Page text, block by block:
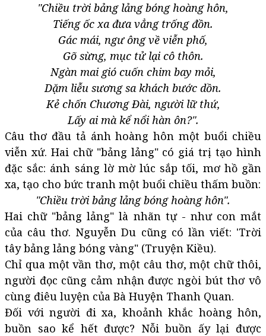
"Chiều trời bảng lảng bóng hoàng hôn,
Tiếng ốc xa đưa vẳng trống đồn.
Gác mái, ngư ông về viễn phố,
Gõ sừng, mục tử lại cô thôn.
Ngàn mai gió cuốn chim bay mỏi,
Dặm liễu sương sa khách bước dồn.
Kẻ chốn Chương Đài, người lữ thứ,
Lấy ai mà kể nổi hàn ôn?".
Câu thơ đầu tả ánh hoàng hôn một buổi chiều
viễn xứ. Hai chữ "bảng lảng" có giá trị tạo hình
đặc sắc: ánh sáng lờ mờ lúc sắp tối, mơ hồ gần
xa, tạo cho bức tranh một buổi chiều thấm buồn:
"Chiều trời bảng lảng bóng hoàng hôn".
Hai chữ "bảng lảng" là nhãn tự - như con mắt
của câu thơ. Nguyễn Du cũng có lần viết: 'Trời
tây bảng lảng bóng vàng" (Truyện Kiều).
Chỉ qua một vần thơ, một câu thơ, một chữ thôi,
người đọc cũng cảm nhận được ngòi bút thơ vô
cùng điêu luyện của Bà Huyện Thanh Quan.
Đối với người đi xa, khoảnh khắc hoàng hôn,
buồn sao kể hết được? Nỗi buồn ấy lại được